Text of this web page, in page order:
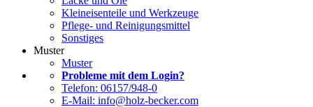
Kleineisenteile und Werkzeuge
Pflege- und Reinigungsmittel
Sonstiges
Muster
Muster
Probleme mit dem Login?
Telefon: 06157/948-0
E-Mail: info@holz-becker.com